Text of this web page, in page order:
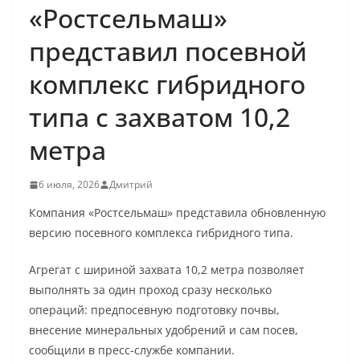
«Ростсельмаш»
представил посевной
комплекс гибридного
типа с захватом 10,2
метра
6 июля, 2026 Дмитрий
Компания «Ростсельмаш» представила обновленную
версию посевного комплекса гибридного типа.
Агрегат с шириной захвата 10,2 метра позволяет
выполнять за один проход сразу несколько
операций: предпосевную подготовку почвы,
внесение минеральных удобрений и сам посев,
сообщили в пресс-службе компании.